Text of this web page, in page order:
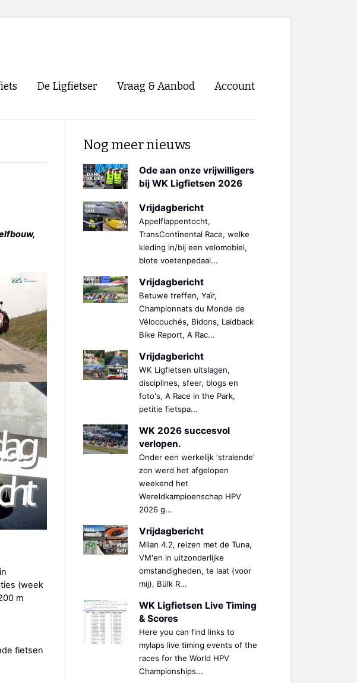
De Ligfietser
Ligfietsvereninging NVHPV
Lokale Fietsverenigingen
EHPVA & EuSupino 🡺
Vraag & Aanbod Account
(week
m
fietsen
Nog meer nieuws
Ode aan onze vrijwilligers
bij WK Ligfietsen 2026
Vrijdagbericht
Appelflappentocht,
TransContinental Race, welke
kleding in/bij een velomobiel,
blote voetenpedaal...
Vrijdagbericht
Betuwe treffen, Yaïr,
Championnats du Monde de
Vélocouchés, Bidons, Laidback
Bike Report, A Rac...
Vrijdagbericht
WK Ligfietsen uitslagen,
disciplines, sfeer, blogs en
foto's, A Race in the Park,
petitie fietspa...
WK 2026 succesvol
verlopen.
Onder een werkelijk ‘stralende’
zon werd het afgelopen
weekend het
Wereldkampioenschap HPV
2026 g...
Vrijdagbericht
Milan 4.2, reizen met de Tuna,
VM'en in uitzonderlijke
omstandigheden, te laat (voor
mij), Bülk R...
WK Ligfietsen Live Timing
& Scores
Here you can find links to
mylaps live timing events of the
races for the World HPV
Championships...